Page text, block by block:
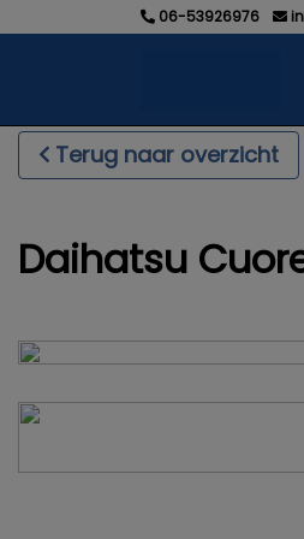
06-53926976
Terug naar overzicht
Daihatsu